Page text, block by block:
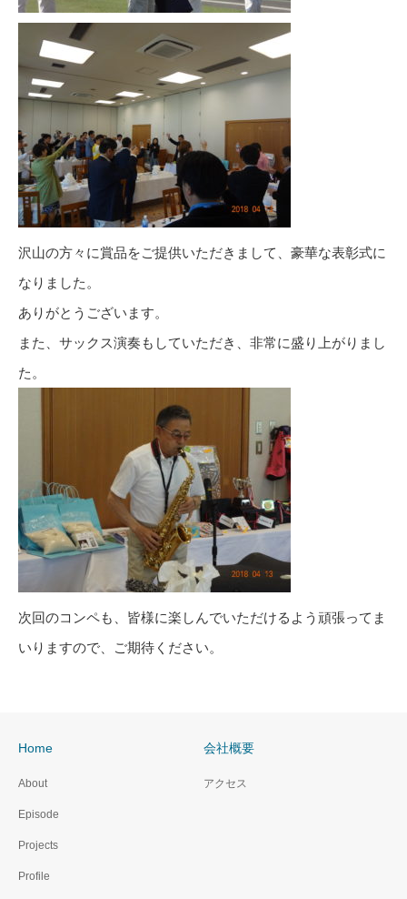
沢山の方々に賞品をご提供いただきまして、豪華な表彰式に
なりました。
ありがとうございます。
また、サックス演奏もしていただき、非常に盛り上がりまし
た。
次回のコンペも、皆様に楽しんでいただけるよう頑張ってま
いりますので、ご期待ください。
Home
About
Episode
Projects
Profile
会社概要
アクセス